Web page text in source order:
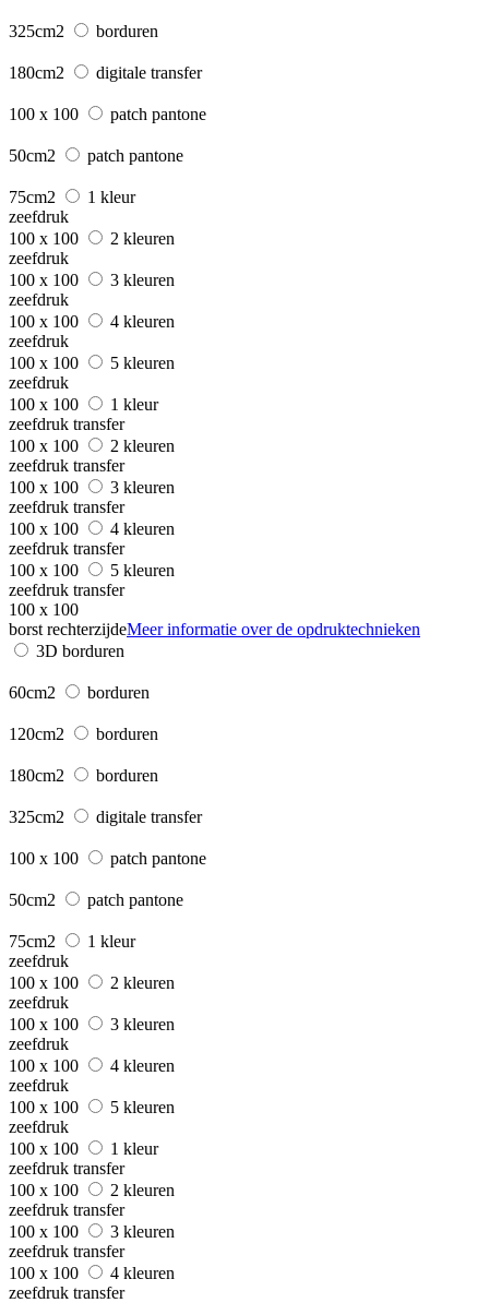
325cm2 borduren
180cm2 digitale transfer
100 x 100 patch pantone
50cm2 patch pantone
75cm2
1 kleur
zeefdruk
100 x 100
2 kleuren
zeefdruk
100 x 100
3 kleuren
zeefdruk
100 x 100
4 kleuren
zeefdruk
100 x 100
5 kleuren
zeefdruk
100 x 100
1 kleur
zeefdruk transfer
100 x 100
2 kleuren
zeefdruk transfer
100 x 100
3 kleuren
zeefdruk transfer
100 x 100
4 kleuren
zeefdruk transfer
100 x 100
5 kleuren
zeefdruk transfer
100 x 100
borst rechterzijdeMeer informatie over de opdruktechnieken
3D borduren
60cm2 borduren
120cm2 borduren
180cm2 borduren
325cm2 digitale transfer
100 x 100 patch pantone
50cm2 patch pantone
75cm2
1 kleur
zeefdruk
100 x 100
2 kleuren
zeefdruk
100 x 100
3 kleuren
zeefdruk
100 x 100
4 kleuren
zeefdruk
100 x 100
5 kleuren
zeefdruk
100 x 100
1 kleur
zeefdruk transfer
100 x 100
2 kleuren
zeefdruk transfer
100 x 100
3 kleuren
zeefdruk transfer
100 x 100
4 kleuren
zeefdruk transfer